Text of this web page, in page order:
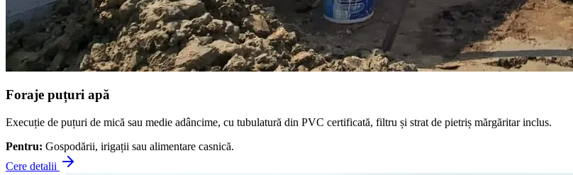
Foraje puțuri apă
Execuție de puțuri de mică sau medie adâncime, cu tubulatură din PVC certificată, filtru și strat de pietriș mărgăritar inclus.
Pentru: Gospodării, irigații sau alimentare casnică.
Cere detalii